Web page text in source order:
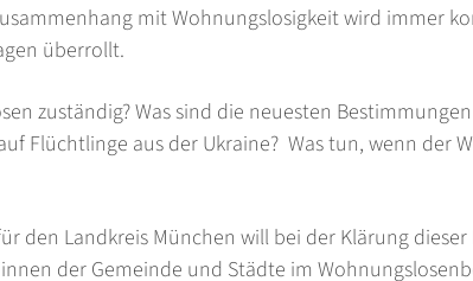
mit Wohnungslosigkeit wird immer
überrollt.
zuständig? Was sind die neuesten
Flüchtlinge aus der Ukraine? Was tun, wenn der
den Landkreis München will bei der Klärung
der Gemeinde und Städte im